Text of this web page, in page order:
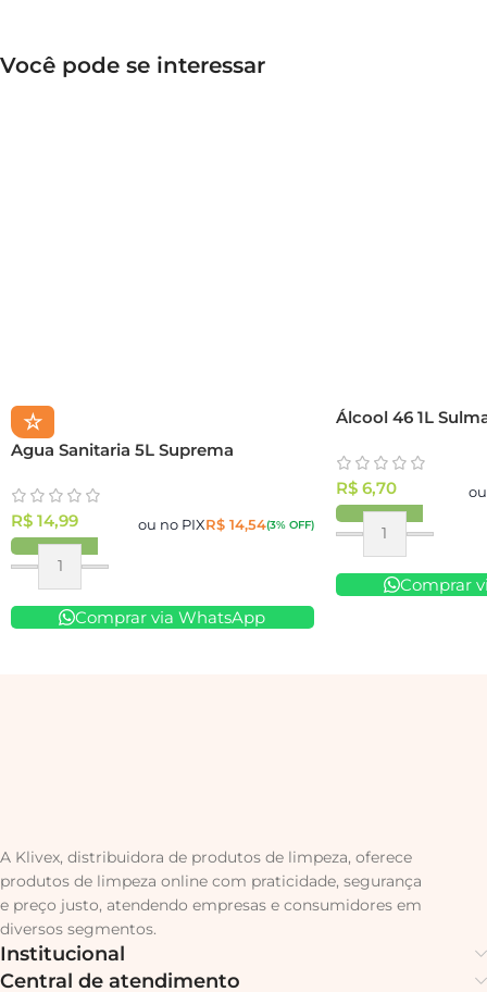
Você pode se interessar
☆
Agua Sanitaria 5L Suprema
R$ 14,99 ou no PIXR$14,54(3% OFF)
Comprar via WhatsApp
Álcool 46 1L
R$6,70
Comprar
A Klivex, distribuidora de produtos de limpeza, oferece
produtos de limpeza online com praticidade, segurança
e preço justo, atendendo empresas e consumidores em
diversos segmentos.
Institucional
Central de atendimento